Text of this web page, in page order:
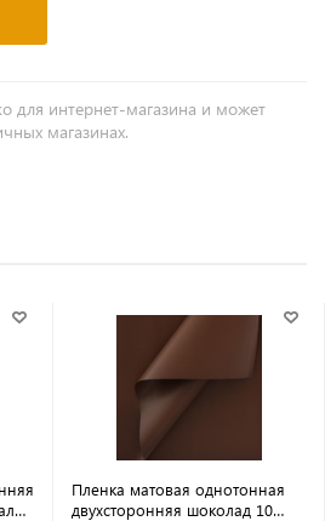
для интернет-магазина и может
магазинах.
Пленка матовая однотонная
двухсторонняя шоколад 10